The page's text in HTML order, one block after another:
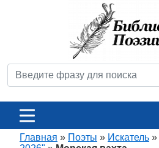
Главная » Поэты » Искатель »